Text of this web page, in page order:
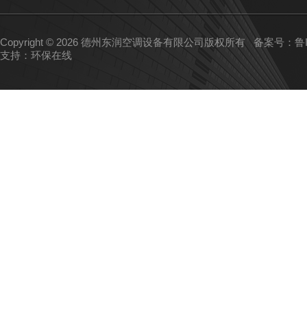
Copyright © 2026 德州东润空调设备有限公司版权所有备案号：
支持： 环保在线